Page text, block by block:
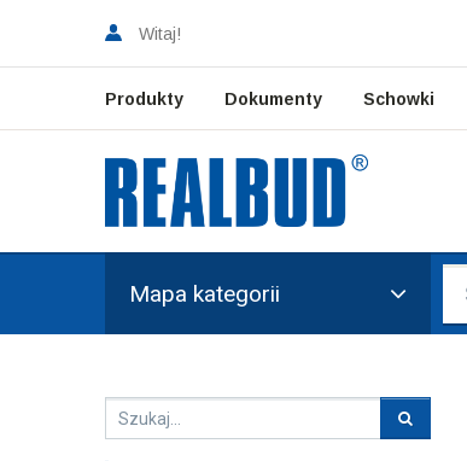
Witaj!
Produkty Dokumenty Schowki
Mapa kategorii